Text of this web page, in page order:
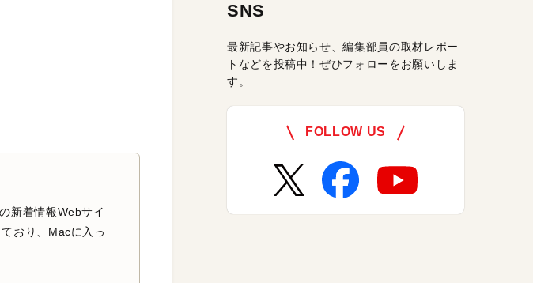
新着情報Webサイ
おり、Macに入っ
SNS
最新記事やお知らせ、編集部員の取材レポー
トなどを投稿中！ぜひフォローをお願いしま
す。
FOLLOW US